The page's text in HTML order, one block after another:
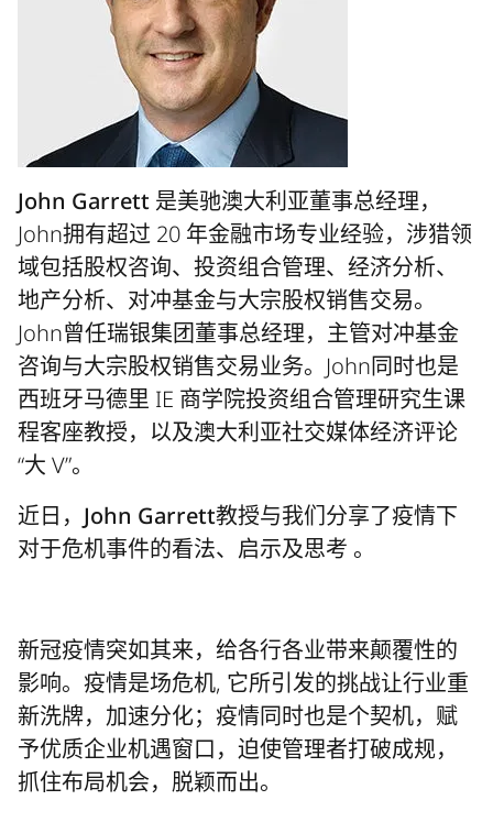
John Garrett 是美驰澳大利亚董事总经理，
John拥有超过 20 年金融市场专业经验，涉猎领
域包括股权咨询、投资组合管理、经济分析、
地产分析、对冲基金与大宗股权销售交易。
John曾任瑞银集团董事总经理，主管对冲基金
咨询与大宗股权销售交易业务。John同时也是
西班牙马德里 IE 商学院投资组合管理研究生课
程客座教授，以及澳大利亚社交媒体经济评论
“大 V”。
近日，John Garrett教授与我们分享了疫情下
对于危机事件的看法、启示及思考 。
新冠疫情突如其来，给各行各业带来颠覆性的
影响。疫情是场危机, 它所引发的挑战让行业重
新洗牌，加速分化；疫情同时也是个契机，赋
予优质企业机遇窗口，迫使管理者打破成规，
抓住布局机会，脱颖而出。